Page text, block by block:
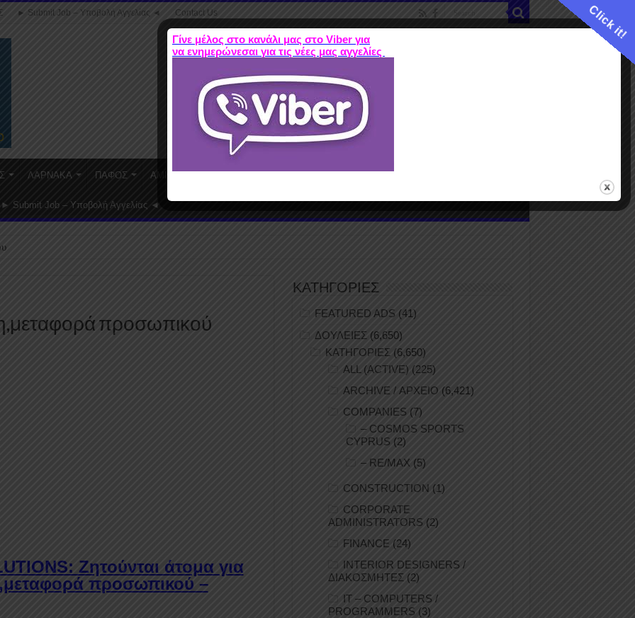
► Submit Job – Υποβολή Αγγελίας ◄ Contact Us
ΛΑΡΝΑΚΑ ΠΑΦΟΣ ΑΜΜΟΧΩΣΤΟΣ
► Submit Job – Υποβολή Αγγελίας ◄
προσωπικού
Ζητούνται άτομα για
προσωπικού –
ΚΑΤΗΓΟΡΙΕΣ
FEATURED ADS (41)
ΔΟΥΛΕΙΕΣ (6,650)
ΚΑΤΗΓΟΡΙΕΣ (6,650)
ALL (ACTIVE) (225)
ARCHIVE / ΑΡΧΕΙΟ (6,421)
COMPANIES (7)
– COSMOS SPORTS
CYPRUS (2)
– RE/MAX (5)
CONSTRUCTION (1)
CORPORATE
ADMINISTRATORS (2)
FINANCE (24)
INTERIOR DESIGNERS /
ΔΙΑΚΟΣΜΗΤΕΣ (2)
IT – COMPUTERS /
PROGRAMMERS (3)
Click it!
Γίνε μέλος στο κανάλι μας στο Viber για
να ενημερώνεσαι για τις νέες μας αγγελίες